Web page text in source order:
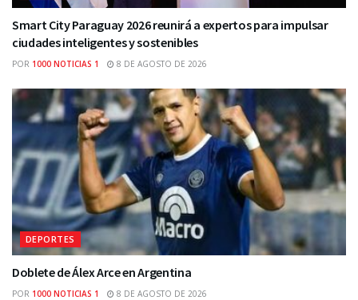
Smart City Paraguay 2026 reunirá a expertos para impulsar
ciudades inteligentes y sostenibles
POR 1000 NOTICIAS 1 8 DE AGOSTO DE 2026
DEPORTES
Doblete de Álex Arce en Argentina
POR 1000 NOTICIAS 1 8 DE AGOSTO DE 2026